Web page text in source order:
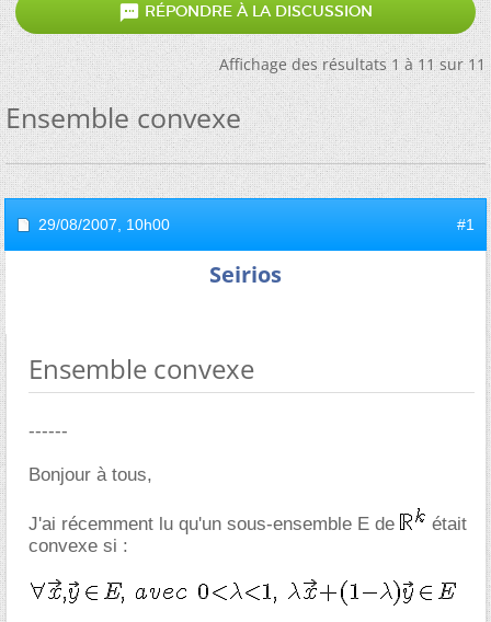
 RÉPONDRE À LA DISCUSSION
Affichage des résultats 1 à 11 sur 11
Ensemble convexe
29/08/2007, 10h00 #1
Seirios
Ensemble convexe
------
Bonjour à tous,
J'ai récemment lu qu'un sous-ensemble E de
était
convexe si :